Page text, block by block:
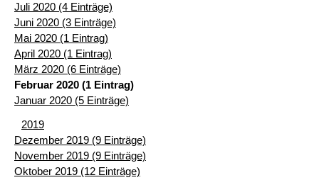
Juli 2020 (4 Einträge)
Juni 2020 (3 Einträge)
Mai 2020 (1 Eintrag)
April 2020 (1 Eintrag)
März 2020 (6 Einträge)
Februar 2020 (1 Eintrag)
Januar 2020 (5 Einträge)
2019
Dezember 2019 (9 Einträge)
November 2019 (9 Einträge)
Oktober 2019 (12 Einträge)